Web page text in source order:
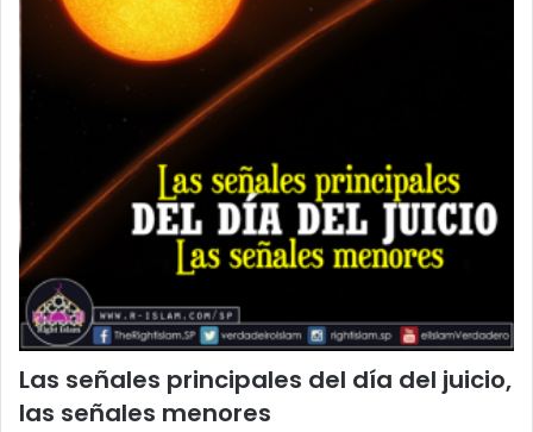
Las señales principales del día del juicio,
las señales menores